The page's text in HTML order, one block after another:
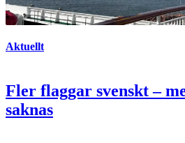
Aktuellt
Fler flaggar svenskt –
saknas